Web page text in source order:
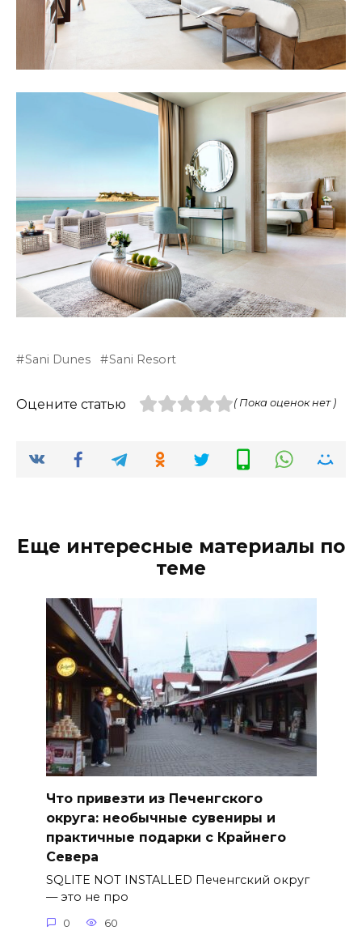
Sani Dunes Sani Resort
Оцените статью ( Пока оценок нет )
Еще интересные материалы по
теме
Что привезти из Печенгского
округа: необычные сувениры и
практичные подарки с Крайнего
Севера
SQLITE NOT INSTALLED Печенгский округ
— это не про
0 60